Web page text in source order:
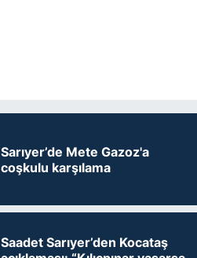
Sarıyer’de Mete Gazoz'a
coşkulu karşılama
Saadet Sarıyer’den Kocataş